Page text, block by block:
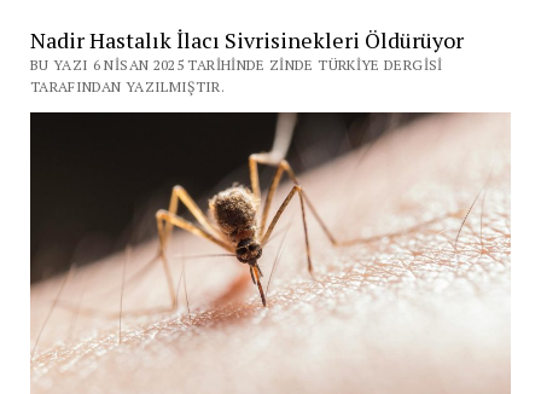
Nadir Hastalık İlacı Sivrisinekleri Öldürüyor
BU YAZI 6 NISAN 2025 TARIHINDE ZINDE TÜRKIYE DERGISI
TARAFINDAN YAZILMIŞTIR.